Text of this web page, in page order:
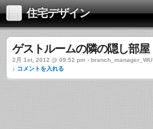
住宅デザイン
ゲストルームの隣の隠し部屋
2月 1st, 2012 @ 09:52 pm › branch_manager_WU
↓ コメントを入れる